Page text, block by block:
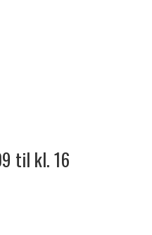
til kl. 16